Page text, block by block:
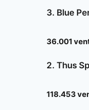
3. Blue
36.001
2. Thus
118.453